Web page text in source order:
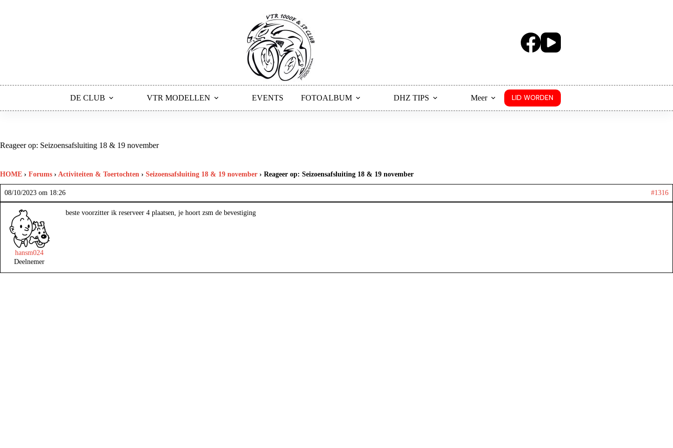
DE CLUB VTR MODELLEN EVENTS FOTOALBUM DHZ TIPS Meer LID WORDEN
Reageer op: Seizoensafsluiting 18 & 19 november
HOME › Forums › Activiteiten & Toertochten › Seizoensafsluiting 18 & 19 november › Reageer op: Seizoensafsluiting 18 & 19 november
08/10/2023 om 18:26 #1316
hansm024
Deelnemer
beste voorzitter ik reserveer 4 plaatsen, je hoort zsm de bevestiging